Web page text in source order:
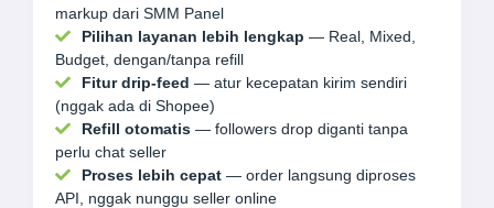
markup dari SMM Panel
Pilihan layanan lebih lengkap — Real, Mixed,
Budget, dengan/tanpa refill
Fitur drip-feed — atur kecepatan kirim sendiri
(nggak ada di Shopee)
Refill otomatis — followers drop diganti tanpa
perlu chat seller
Proses lebih cepat — order langsung diproses
API, nggak nunggu seller online